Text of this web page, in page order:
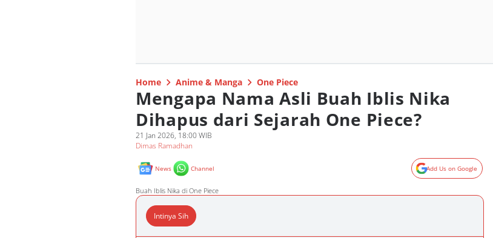
Home Anime & Manga One Piece
Mengapa Nama Asli Buah Iblis Nika
Dihapus dari Sejarah One Piece?
21 Jan 2026, 18:00 WIB
Dimas Ramadhan
News Channel Add Us on Google
Buah Iblis Nika di One Piece
Intinya Sih